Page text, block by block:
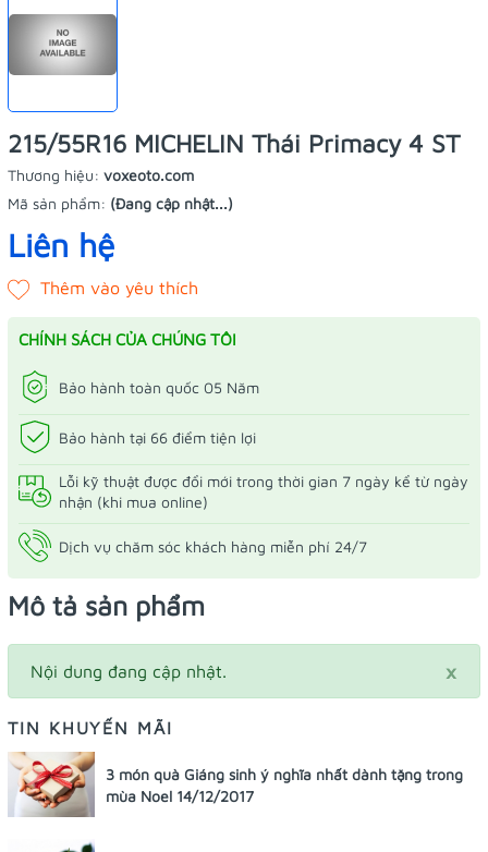
215/55R16 MICHELIN Thái Primacy 4 ST
Thương hiệu: voxeoto.com
Mã sản phẩm: (Đang cập nhật...)
Liên hệ
CHÍNH SÁCH CỦA CHÚNG TÔI
Bảo hành toàn quốc 05 Năm
Bảo hành tại 66 điểm tiện lợi
Lỗi kỹ thuật được đổi mới trong thời gian 7 ngày kể từ ngày
nhận (khi mua online)
Dịch vụ chăm sóc khách hàng miễn phí 24/7
Mô tả sản phẩm
×
Nội dung đang cập nhật.
TIN KHUYẾN MÃI
3 món quà Giáng sinh ý nghĩa nhất dành tặng trong
mùa Noel 14/12/2017